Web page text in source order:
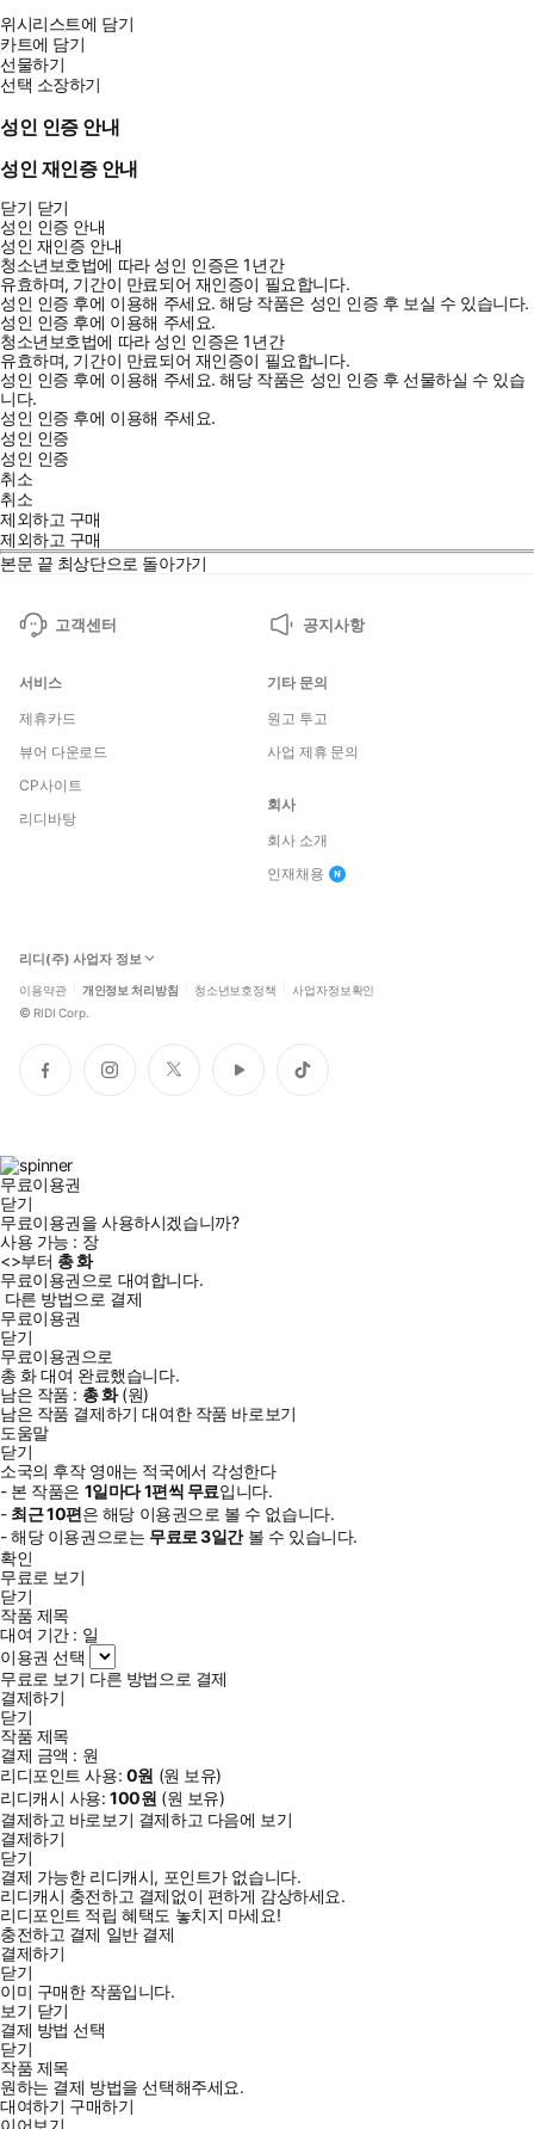
위시리스트에 담기
카트에 담기
선물하기
선택 소장하기
성인 인증 안내
성인 재인증 안내
닫기 닫기
성인 인증 안내
성인 재인증 안내
청소년보호법에 따라 성인 인증은 1년간
유효하며, 기간이 만료되어 재인증이 필요합니다.
성인 인증 후에 이용해 주세요.해당 작품은 성인 인증 후 보실 수 있습니다.
성인 인증 후에 이용해 주세요.
청소년보호법에 따라 성인 인증은 1년간
유효하며, 기간이 만료되어 재인증이 필요합니다.
성인 인증 후에 이용해 주세요.해당 작품은 성인 인증 후 선물하실 수 있습
니다.
성인 인증 후에 이용해 주세요.
성인 인증
성인 인증
취소
취소
제외하고 구매
제외하고 구매
본문 끝 최상단으로 돌아가기
고객센터 공지사항
서비스
제휴카드
뷰어 다운로드
CP사이트
리디바탕
기타 문의
원고 투고
사업 제휴 문의
회사
회사 소개
인재채용
리디(주) 사업자 정보
이용약관 개인정보 처리방침 청소년보호정책 사업자정보확인
© RIDI Corp.
페
이
인
스
트
위
유
튜
틱
톡
무료이용권
닫기
무료이용권을 사용하시겠습니까?
사용 가능 : 장
<>부터 총화
무료이용권으로 대여합니다.
다른 방법으로 결제
무료이용권
닫기
무료이용권으로
총 화대여 완료했습니다.
남은 작품 : 총화(원)
남은 작품 결제하기 대여한 작품 바로보기
도움말
닫기
소국의 후작 영애는 적국에서 각성한다
- 본 작품은 1일마다1편씩 무료입니다.
- 최근10편은 해당 이용권으로 볼 수 없습니다.
- 해당 이용권으로는 무료로3일간볼 수 있습니다.
확인
무료로 보기
닫기
작품 제목
대여 기간 : 일
이용권 선택
무료로 보기 다른 방법으로 결제
결제하기
닫기
작품 제목
결제 금액 : 원
리디포인트 사용: 0원 (원 보유)
리디캐시 사용:100원 (원 보유)
결제하고 바로보기 결제하고 다음에 보기
결제하기
닫기
결제 가능한 리디캐시, 포인트가 없습니다.
리디캐시 충전하고 결제없이 편하게 감상하세요.
리디포인트 적립 혜택도 놓치지 마세요!
충전하고 결제 일반 결제
결제하기
닫기
이미 구매한 작품입니다.
보기 닫기
결제 방법 선택
닫기
작품 제목
원하는 결제 방법을 선택해주세요.
대여하기 구매하기
이어보기